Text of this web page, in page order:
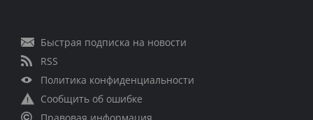
Быстрая подписка на новости
RSS
Политика конфиденциальности
Сообщить об ошибке